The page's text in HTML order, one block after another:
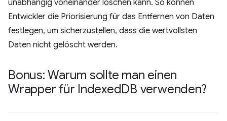
unabhängig voneinander löschen kann. So können
Entwickler die Priorisierung für das Entfernen von Daten
festlegen, um sicherzustellen, dass die wertvollsten
Daten nicht gelöscht werden.
Bonus: Warum sollte man einen
Wrapper für IndexedDB verwenden?